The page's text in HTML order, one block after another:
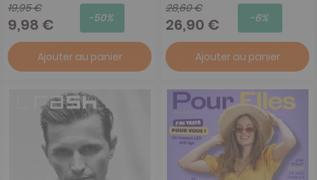
19,95 €
9,98 € -50%
Ajouter au panier
28,60 €
26,90 € -6%
Ajouter au panier